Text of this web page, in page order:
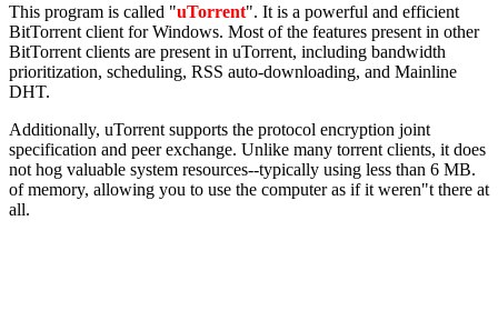
This program is called "uTorrent". It is a powerful and efficient
BitTorrent client for Windows. Most of the features present in other
BitTorrent clients are present in uTorrent, including bandwidth
prioritization, scheduling, RSS auto-downloading, and Mainline
DHT.
Additionally, uTorrent supports the protocol encryption joint
specification and peer exchange. Unlike many torrent clients, it does
not hog valuable system resources--typically using less than 6 MB.
of memory, allowing you to use the computer as if it weren"t there at
all.